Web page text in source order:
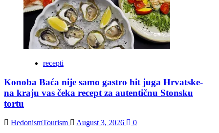
recepti
Konoba Baća nije samo gastro hit juga Hrvatske-
na kraju vas čeka recept za autentičnu Stonsku
tortu
HedonismTourism August 3, 2026 0